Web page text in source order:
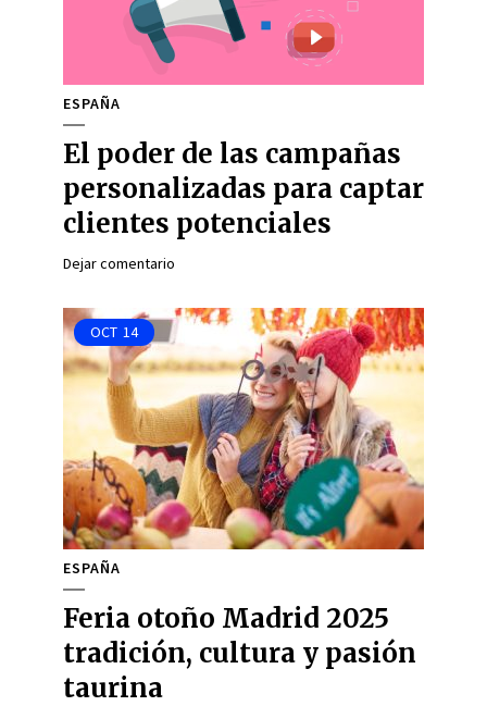
ESPAÑA
El poder de las campañas
personalizadas para captar
clientes potenciales
Dejar comentario
OCT 14
ESPAÑA
Feria otoño Madrid 2025
tradición, cultura y pasión
taurina